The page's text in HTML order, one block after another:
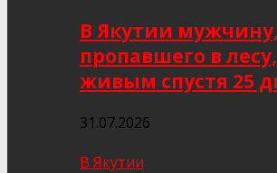
В Якутии мужчину,
пропавшего в
живым спустя 25
31.07.2026
В Якутии